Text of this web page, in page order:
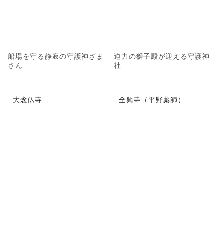
船場を守る静寂の守護神ざま
さん
迫力の獅子殿が迎える守護神
社
大念仏寺 全興寺（平野薬師）